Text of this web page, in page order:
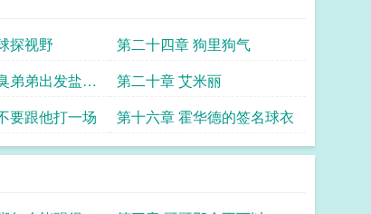
探视野
第二十四章 狗里狗气
弟弟出发盐湖
第二十章 艾米丽
要跟他打一场 第十六章 霍华德的签名球衣